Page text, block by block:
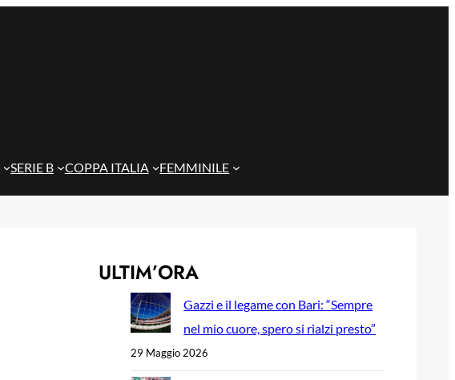
SERIE B COPPA ITALIA FEMMINILE
ULTIM’ORA
Gazzi e il legame con Bari: “Sempre
nel mio cuore, spero si rialzi presto”
29 Maggio 2026